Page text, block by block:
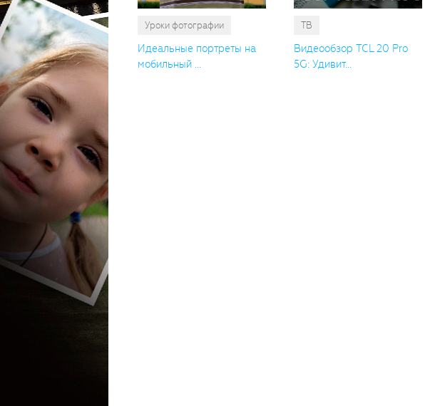
Уроки фотографии
Идеальные портреты на
мобильный ...
ТВ
Видеообзор TCL 20 Pro
5G: Удивит...